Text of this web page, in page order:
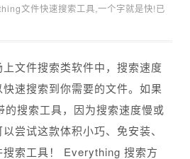
文件快速搜索工具,一个字就是快!已
文件搜索类软件中，搜索速度
速搜索到你需要的文件。如果
搜索工具，因为搜索速度慢或
尝试这款体积小巧、免安装、
索工具！ Everything 搜索方